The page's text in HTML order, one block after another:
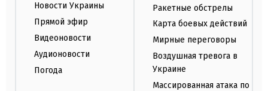
Новости Украины
Прямой эфир
Видеоновости
Аудионовости
Погода
Ракетные обстрелы
Карта боевых действий
Мирные переговоры
Воздушная тревога в
Украине
Массированная атака по